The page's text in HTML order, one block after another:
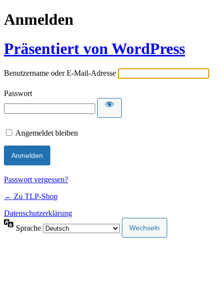
Anmelden
Präsentiert von WordPress
Benutzername oder E-Mail-Adresse
Passwort
Angemeldet bleiben
Passwort vergessen?
← Zu TLP-Shop
Datenschutzerklärung
Sprache